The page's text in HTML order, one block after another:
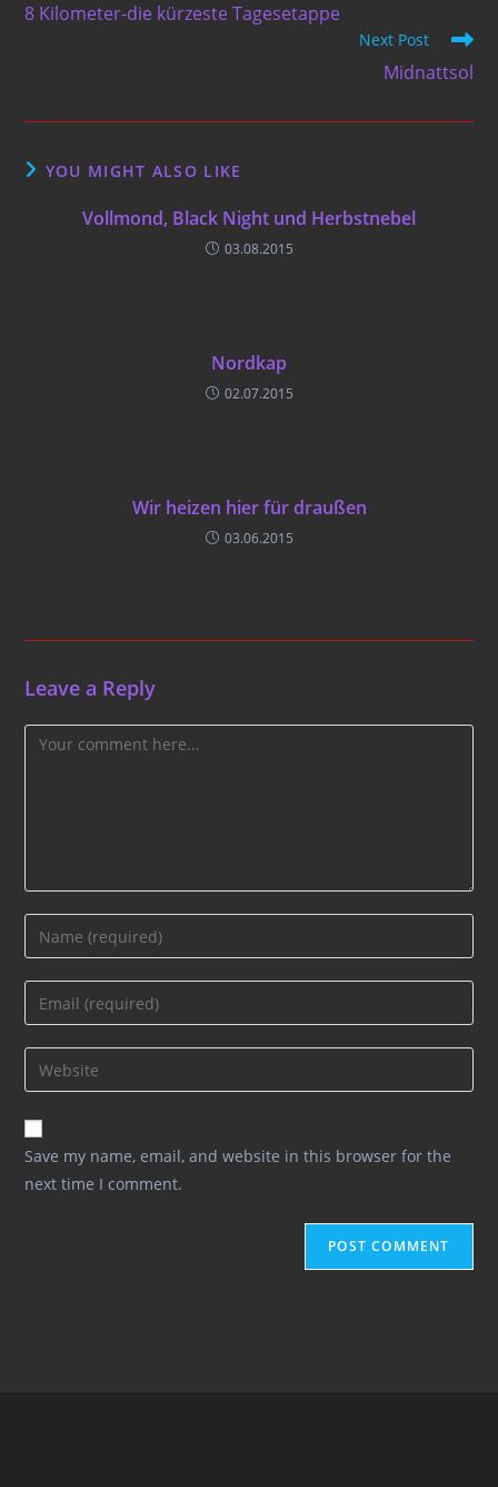
articles
8 Kilometer-die kürzeste Tagesetappe
Next Post
Midnattsol
YOU MIGHT ALSO LIKE
Vollmond, Black Night und Herbstnebel
03.08.2015
Nordkap
02.07.2015
Wir heizen hier für draußen
03.06.2015
Leave a Reply
Comment
Enter
your
name
comment
Enter
your
email
address
comment
Enter
your
website
URL
(optional)
Save my name, email, and website in this browser for the
next time I comment.